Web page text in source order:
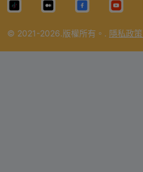
© 2021-2026.版權所有。. 隱私政策